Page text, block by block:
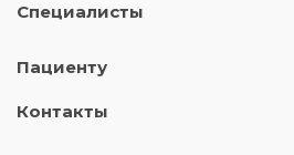
Специалисты
Пациенту
Контакты